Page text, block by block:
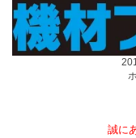
誠に